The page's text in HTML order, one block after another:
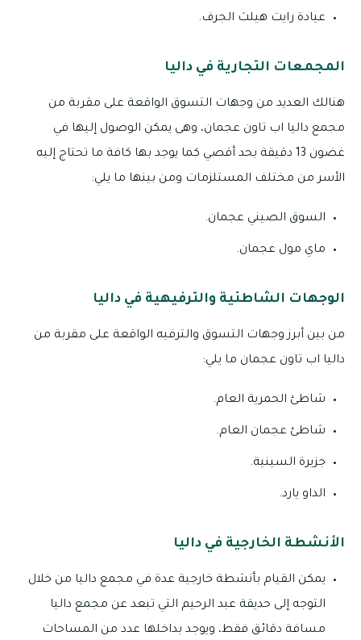
عيادة رايت هيلث الجرف.
المجمعات التجارية في داليا
هنالك العديد من وجهات التسوق الواقعة على مقربة من
مجمع داليا اب تاون عجمان، وهى يمكن الوصول إليها في
غضون 13 دقيقة بحد أقصي كما يوجد بها كافة ما تحتاج إليه
الأسر من مختلف المستلزمات ومن بينها ما يلي:
السوق الصيني عجمان.
ماي مول عجمان.
الوجهات الشاطئية والترفيهية في داليا
من بين أبرز وجهات التسوق والترفيه الواقعة على مقربة من
داليا اب تاون عجمان ما يلي:
شاطئ الحمرية العام.
شاطئ عجمان العام.
جزيرة السينية.
الداو يارد.
الأنشطة الخارجية في داليا
يمكن القيام بأنشطة خارجية عدة في مجمع داليا من خلال
التوجه إلى حديقة عبد الرحيم التي تبعد عن مجمع داليا
مسافة دقائق فقط، ويوجد بداخلها عدد من المساحات